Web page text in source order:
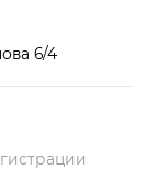
6/4